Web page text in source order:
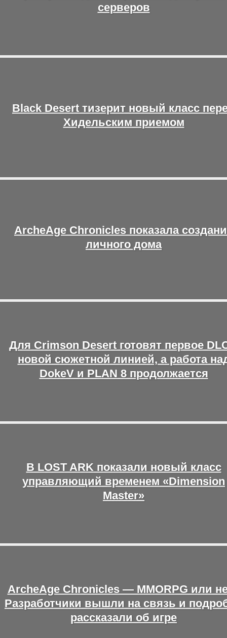
серверов
Black Desert тизерит новый класс
Хидельским приемом
ArcheAge Chronicles показала
личного дома
Для Crimson Desert готовят первое
новой сюжетной линией, а работа
DokeV и PLAN 8 продолжается
В LOST ARK показали новый класс
управляющий временем «Dimension
Master»
ArcheAge Chronicles — MMORPG или
Разработчики вышли на связь и
рассказали об игре